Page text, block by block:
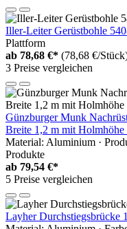
Iller-Leiter Gerüstbohle
Plattform
ab 78,68 €* (78,68 €/
3 Preise vergleichen
Günzburger Munk
Breite 1,2 m mit Holmhöhe
Material: Aluminium ·
Produkte
ab 79,54 €*
5 Preise vergleichen
Layher Durchstiegsbrücke